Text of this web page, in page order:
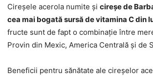
Cireșele acerola numite și cireșe de
cea mai bogată sursă de vitamina C din
fructe sunt de fapt o combinație între
Provin din Mexic, America Centrală și de
Beneficii pentru sănătate ale cireșelor